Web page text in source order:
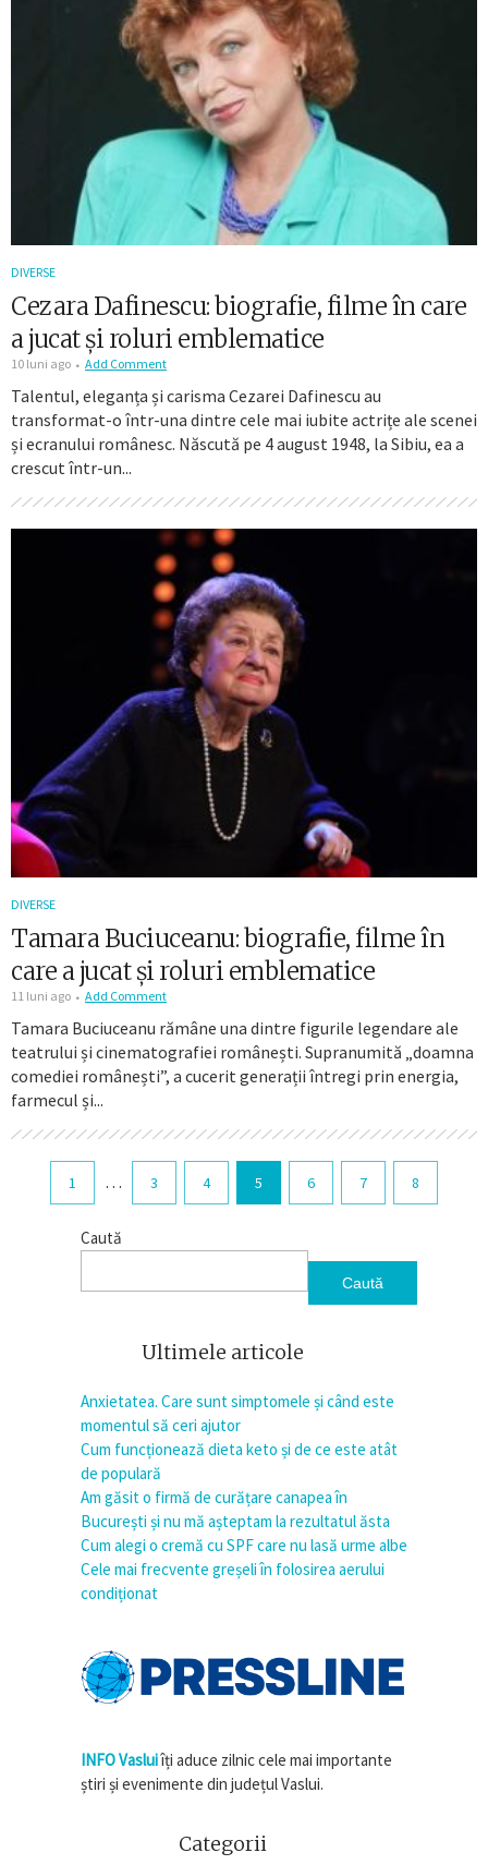
DIVERSE
Cezara Dafinescu: biografie, filme în care
a jucat și roluri emblematice
10 luni ago Add Comment
Talentul, eleganța și carisma Cezarei Dafinescu au
transformat-o într-una dintre cele mai iubite actrițe ale scenei
și ecranului românesc. Născută pe 4 august 1948, la Sibiu, ea a
crescut într-un...
DIVERSE
Tamara Buciuceanu: biografie, filme în
care a jucat și roluri emblematice
11 luni ago Add Comment
Tamara Buciuceanu rămâne una dintre figurile legendare ale
teatrului și cinematografiei românești. Supranumită „doamna
comediei românești”, a cucerit generații întregi prin energia,
farmecul și...
1 … 3 4 5 6 7 8
Caută
Caută
Ultimele articole
Anxietatea. Care sunt simptomele și când este
momentul să ceri ajutor
Cum funcționează dieta keto și de ce este atât
de populară
Am găsit o firmă de curățare canapea în
București și nu mă așteptam la rezultatul ăsta
Cum alegi o cremă cu SPF care nu lasă urme albe
Cele mai frecvente greșeli în folosirea aerului
condiționat
INFO Vasluiîți aduce zilnic cele mai importante
știri și evenimente din județul Vaslui.
Categorii